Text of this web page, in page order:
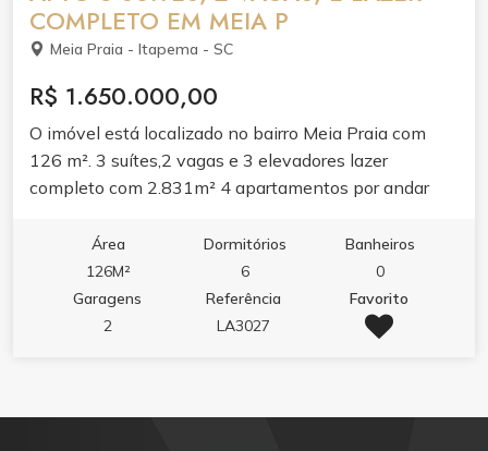
COMPLETO EM MEIA P
Meia Praia - Itapema - SC
R$ 1.650.000,00
O imóvel está localizado no bairro Meia Praia com
126 m². 3 suítes,2 vagas e 3 elevadores lazer
completo com 2.831m² 4 apartamentos por andar
pagamento 15% de entrada e saldo em 100 vezes º
Acabamento em gesso º Aquecimento a Gás º Ar
condicionado º Banheiro social º Churrasqueira º
Cozinha º Espaço para Split º Gás Individual º
Área
126M²
Dormitórios
6
Banheiros
0
Garagens
2
Referência
LA3027
Favorito